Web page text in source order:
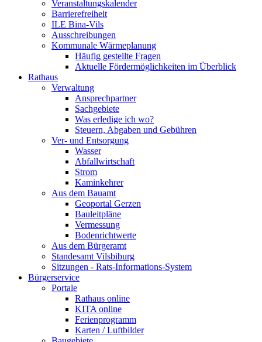
Veranstaltungskalender
Barrierefreiheit
ILE Bina-Vils
Ausschreibungen
Kommunale Wärmeplanung
Häufig gestellte Fragen
Aktuelle Fördermöglichkeiten im Überblick
Rathaus
Verwaltung
Ansprechpartner
Sachgebiete
Was erledige ich wo?
Steuern, Abgaben und Gebühren
Ver- und Entsorgung
Wasser
Abfallwirtschaft
Strom
Kaminkehrer
Aus dem Bauamt
Geoportal Gerzen
Bauleitpläne
Vermessung
Bodenrichtwerte
Aus dem Bürgeramt
Standesamt Vilsbiburg
Sitzungen - Rats-Informations-System
Bürgerservice
Portale
Rathaus online
KITA online
Ferienprogramm
Karten / Luftbilder